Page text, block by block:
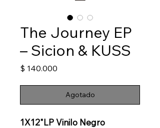
The Journey EP
– Sicion & KUSS
$ 140.000
Agotado
1X12"LP Vinilo Negro